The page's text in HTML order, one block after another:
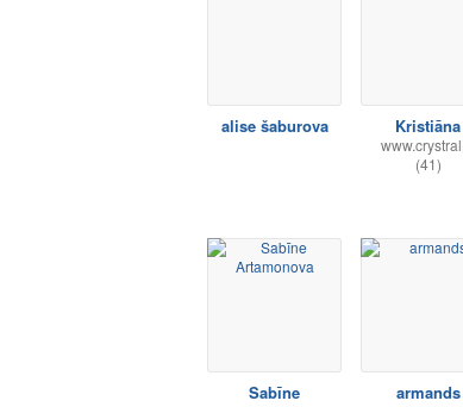
alise šaburova Kristiāna
(41)
Sabīne
armands